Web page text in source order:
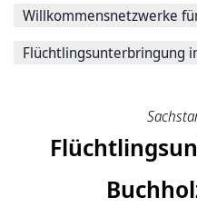
Willkommensnetzwerke
Flüchtlingsunterbringung